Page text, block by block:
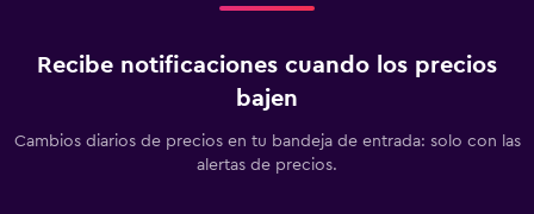
Recibe notificaciones cuando los precios
bajen
Cambios diarios de precios en tu bandeja de entrada: solo con las
alertas de precios.